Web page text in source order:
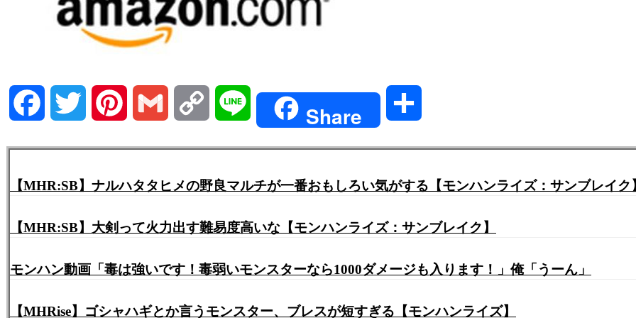
Facebook Twitter Pinterest Gmail Copy Share
【MHR:SB】ナルハタタヒメの野良マルチが一番おもしろい気がする【モンハンライズ：サンブレイク
【MHR:SB】大剣って火力出す難易度高いな【モンハンライズ：サンブレイク】
モンハン動画「毒は強いです！毒弱いモンスターなら1000ダメージも入ります！」俺「うーん」
【MHRise】ゴシャハギとか言うモンスター、ブレスが短すぎる【モンハンライズ】